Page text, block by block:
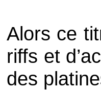
Alors ce
riffs et
des